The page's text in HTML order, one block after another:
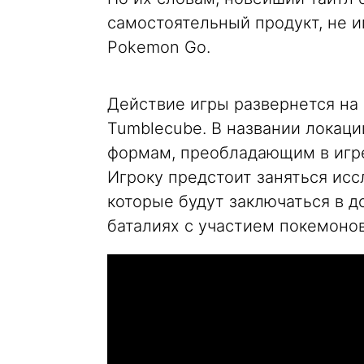
самостоятельный продукт, не
Pokemon Go.
Действие игры развернется
Tumblecube. В названии
формам, преобладающим в
Игроку предстоит заняться
которые будут заключаться в
баталиях с участием